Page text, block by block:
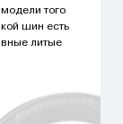
того
шин есть
литые